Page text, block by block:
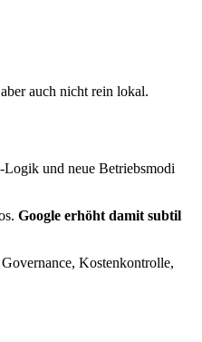
auch nicht rein lokal.
Logik und neue Betriebsmodi
Google erhöht damit subtil
Kostenkontrolle,